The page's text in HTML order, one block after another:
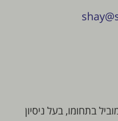
בתחומו, בעל ניסיון